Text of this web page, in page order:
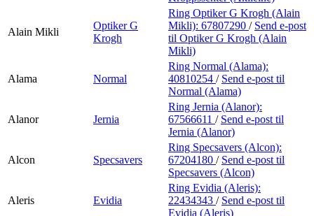
Alain Mikli
Optiker G
Krogh
Ring Optiker G Krogh (Alain
Mikli): 67807290 / Send e-post
til Optiker G Krogh (Alain
Mikli)
Alama Normal
Ring Normal (Alama):
40810254 / Send e-post til
Normal (Alama)
Alanor Jernia
Ring Jernia (Alanor):
67566611 / Send e-post til
Jernia (Alanor)
Alcon Specsavers
Ring Specsavers (Alcon):
67204180 / Send e-post til
Specsavers (Alcon)
Aleris Evidia
Ring Evidia (Aleris):
22434343 / Send e-post til
Evidia (Aleris)